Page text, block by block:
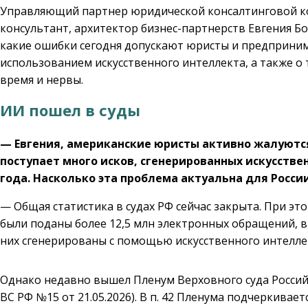
Управляющий партнер юридической консалтинговой
консультант, архитектор бизнес-партнерств Евгения
какие ошибки сегодня допускают юристы и
использованием искусственного интеллекта, а также
время и нервы.
ИИ пошел в суды
— Евгения, американские юристы активно
поступает много исков, сгенерированных
года. Насколько эта проблема актуальна для
— Общая статистика в судах РФ сейчас закрыта. При
были поданы более 12,5 млн электронных обращений,
них сгенерированы с помощью искусственного
Однако недавно вышел Пленум Верховного суда
ВС РФ №15 от 21.05.2026). В п. 42 Пленума